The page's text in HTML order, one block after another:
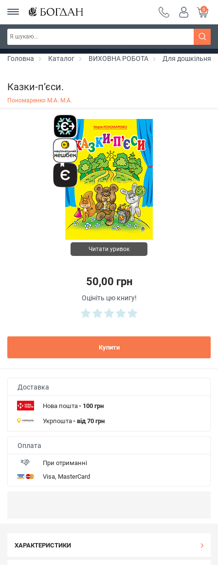
РОЗПРОДАЖ ~ 150 грн ~ 200 грн ~ 250 грн ~
300 грн ~ РОЗПРОДАЖ
Дізнатись більше
0
Головна Каталог ВИХОВНА РОБОТА Для дошкільнят
Казки-п’єси.
Пономаренко М.А. М.А.
Читати уривок
50,00 грн
Оцініть цю книгу!
Купити
Доставка
Нова пошта- 100 грн
Укрпошта- від 70 грн
Оплата
При отриманні
Visa, MasterCard
ХАРАКТЕРИСТИКИ